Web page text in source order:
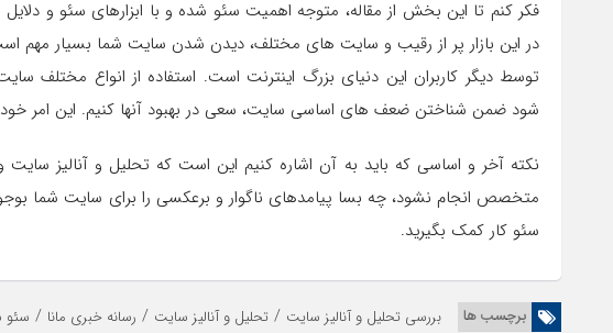
فکر کنم تا این بخش از مقاله، متوجه اهمیت سئو شده و با ابزارهای سئو و
در این بازار پر از رقیب و سایت های مختلف، دیدن شدن سایت شما بسیار مهم
توسط دیگر کاربران این دنیای بزرگ اینترنت است. استفاده از انواع مختلف
شود ضمن شناختن ضعف های اساسی سایت، سعی در بهبود آنها کنیم. این امر
نکته آخر و اساسی که باید به آن اشاره کنیم این است که تحلیل و آنالیز
متخصص انجام نشود، چه بسا پیامدهای ناگوار و برعکسی را برای سایت شما
سئو کار کمک بگیرید.
برچسب ها بررسی تحلیل و آنالیز سایت / تحلیل و آنالیز سایت / رسانه خبری مانا / سئو